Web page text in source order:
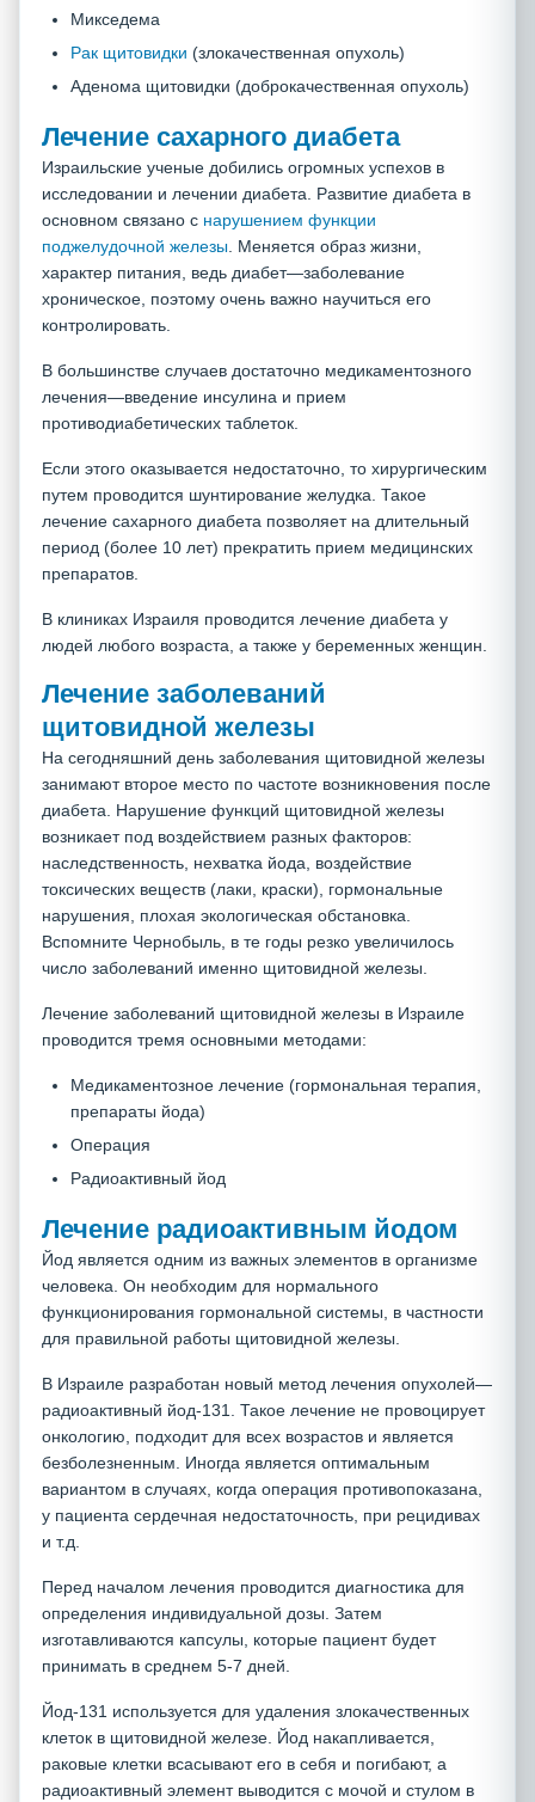
Микседема
Рак щитовидки (злокачественная опухоль)
Аденома щитовидки (доброкачественная опухоль)
Лечение сахарного диабета
Израильские ученые добились огромных успехов в
исследовании и лечении диабета. Развитие диабета в
основном связано с нарушением функции
поджелудочной железы . Меняется образ жизни,
характер питания, ведь диабет—заболевание
хроническое, поэтому очень важно научиться его
контролировать.
В большинстве случаев достаточно медикаментозного
лечения—введение инсулина и прием
противодиабетических таблеток.
Если этого оказывается недостаточно, то хирургическим
путем проводится шунтирование желудка. Такое
лечение сахарного диабета позволяет на длительный
период (более 10 лет) прекратить прием медицинских
препаратов.
В клиниках Израиля проводится лечение диабета у
людей любого возраста, а также у беременных женщин.
Лечение заболеваний
щитовидной железы
На сегодняшний день заболевания щитовидной железы
занимают второе место по частоте возникновения после
диабета. Нарушение функций щитовидной железы
возникает под воздействием разных факторов:
наследственность, нехватка йода, воздействие
токсических веществ (лаки, краски), гормональные
нарушения, плохая экологическая обстановка.
Вспомните Чернобыль, в те годы резко увеличилось
число заболеваний именно щитовидной железы.
Лечение заболеваний щитовидной железы в Израиле
проводится тремя основными методами:
Медикаментозное лечение (гормональная терапия,
препараты йода)
Операция
Радиоактивный йод
Лечение радиоактивным йодом
Йод является одним из важных элементов в организме
человека. Он необходим для нормального
функционирования гормональной системы, в частности
для правильной работы щитовидной железы.
В Израиле разработан новый метод лечения опухолей—
радиоактивный йод-131. Такое лечение не провоцирует
онкологию, подходит для всех возрастов и является
безболезненным. Иногда является оптимальным
вариантом в случаях, когда операция противопоказана,
у пациента сердечная недостаточность, при рецидивах
и т.д.
Перед началом лечения проводится диагностика для
определения индивидуальной дозы. Затем
изготавливаются капсулы, которые пациент будет
принимать в среднем 5-7 дней.
Йод-131 используется для удаления злокачественных
клеток в щитовидной железе. Йод накапливается,
раковые клетки всасывают его в себя и погибают, а
радиоактивный элемент выводится с мочой и стулом в